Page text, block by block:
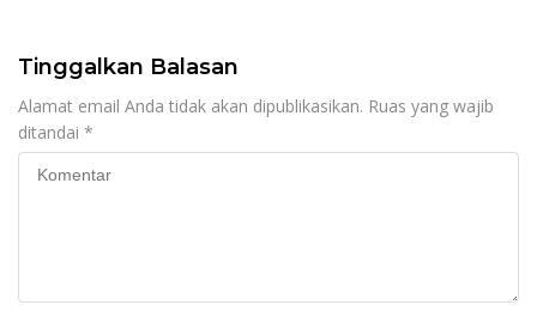
Tinggalkan Balasan
Alamat email Anda tidak akan dipublikasikan. Ruas yang wajib
ditandai *